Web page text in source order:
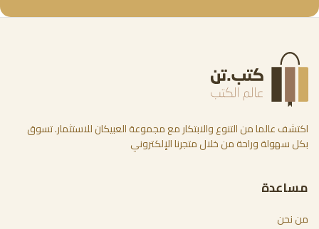
اكتشف عالما من التنوع والابتكار مع مجموعة العبيكان للاستثمار. تسوق
بكل سهولة وراحة من خلال متجرنا الإلكتروني
مساعدة
من نحن